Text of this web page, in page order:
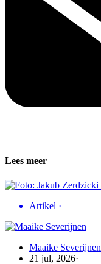
Lees meer
Artikel ·
Maaike Severijnen
21 jul, 2026·